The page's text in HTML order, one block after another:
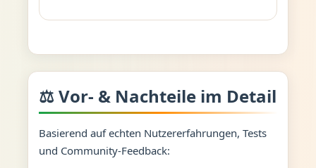
⚖️ Vor- & Nachteile im Detail
Basierend auf echten Nutzererfahrungen, Tests
und Community-Feedback: